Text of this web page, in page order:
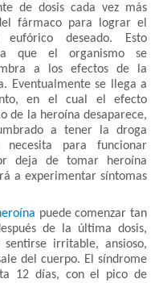
de dosis cada vez más
fármaco para lograr el
eufórico deseado. Esto
que el organismo se
a los efectos de la
Eventualmente se llega a
en el cual el efecto
de la heroína desaparece,
a tener la droga
para funcionar
deja de tomar heroína
a experimentar síntomas
puede comenzar tan
de la última dosis,
irritable, ansioso,
del cuerpo. El síndrome
12 días, con el pico de